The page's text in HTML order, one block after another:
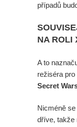
případů
NA ROLI
A to
režiséra
Secret
Nicméně
dříve, takže